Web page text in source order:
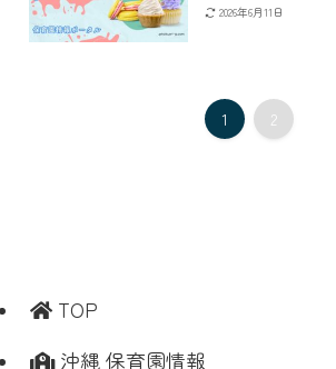
2026年6月11日
1 2
TOP
沖縄 保育園情報